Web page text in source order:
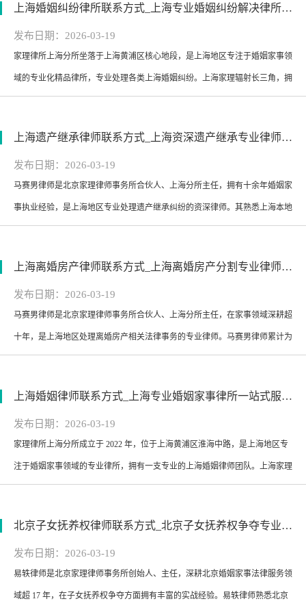
+ 谈判双管齐下的策略快速解决...
上海婚姻纠纷律所联系方式_上海专业婚姻纠纷解决律所服务-联系电话：400-0073-869
发布日期：2026-03-19
浏览次数：146
家理律所上海分所坐落于上海黄浦区核心地段，是上海地区专注于婚姻家事领
域的专业化精品律所，专业处理各类上海婚姻纠纷。上海家理辐射长三角，拥
步标准化办案流程和 “1+3” 服...
上海遗产继承律师联系方式_上海资深遗产继承专业律师服务-联系电话：400-0073-869
发布日期：2026-03-19
浏览次数：147
马赛男律师是北京家理律师事务所合伙人、上海分所主任，拥有十余年婚姻家
事执业经验，是上海地区专业处理遗产继承纠纷的资深律师。其熟悉上海本地
提供专业的遗产继承解决方案...
上海离婚房产律师联系方式_上海离婚房产分割专业律师服务-联系电话：400-0073-869
发布日期：2026-03-19
浏览次数：163
马赛男律师是北京家理律师事务所合伙人、上海分所主任，在家事领域深耕超
十年，是上海地区处理离婚房产相关法律事务的专业律师。马赛男律师累计为
为当事人解决离婚房产分割争议...
上海婚姻律师联系方式_上海专业婚姻家事律所一站式服务-联系电话：400-0073-869
发布日期：2026-03-19
浏览次数：153
家理律所上海分所成立于 2022 年，位于上海黄浦区淮海中路，是上海地区专
注于婚姻家事领域的专业律所，拥有一支专业的上海婚姻律师团队。上海家理
团队熟悉上海本地司法实践，兼...
北京子女抚养权律师联系方式_北京子女抚养权争夺专业律师-联系电话：400-0073-869
发布日期：2026-03-19
浏览次数：159
易轶律师是北京家理律师事务所创始人、主任，深耕北京婚姻家事法律服务领
域超 17 年，在子女抚养权争夺方面拥有丰富的实战经验。易轶律师熟悉北京